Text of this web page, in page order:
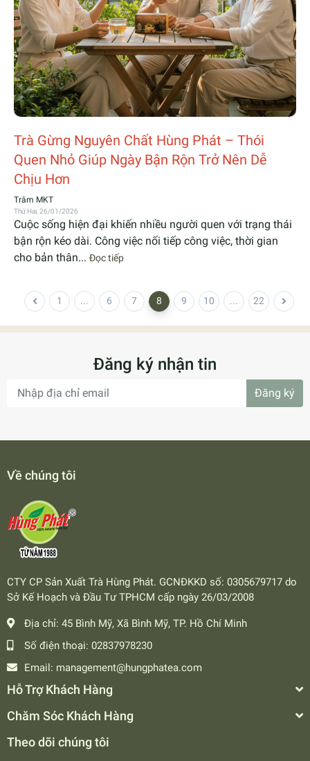
Trà Gừng Nguyên Chất Hùng Phát – Thói
Quen Nhỏ Giúp Ngày Bận Rộn Trở Nên Dễ
Chịu Hơn
Trâm MKT
Thứ Hai, 26/01/2026
Cuộc sống hiện đại khiến nhiều người quen với trạng thái
bận rộn kéo dài. Công việc nối tiếp công việc, thời gian
cho bản thân... Đọc tiếp
1 ... 6 7 8 9 10 ... 22
Đăng ký nhận tin
Đăng ký
Về chúng tôi
CTY CP Sản Xuất Trà Hùng Phát. GCNĐKKD số: 0305679717 do
Sở Kế Hoạch và Đầu Tư TPHCM cấp ngày 26/03/2008
Địa chỉ: 45 Bình Mỹ, Xã Bình Mỹ, TP. Hồ Chí Minh
Số điện thoại: 02837978230
Email: management@hungphatea.com
Hỗ Trợ Khách Hàng
Chăm Sóc Khách Hàng
Theo dõi chúng tôi